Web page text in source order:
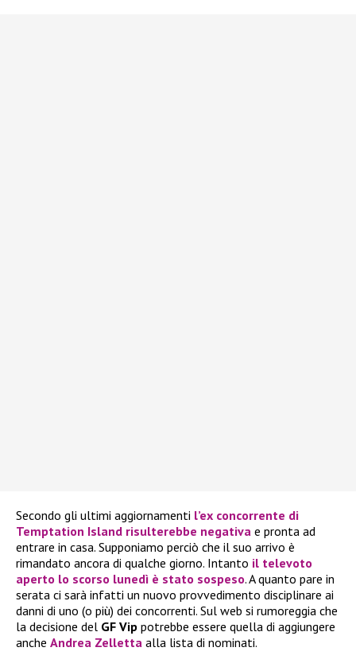
Secondo gli ultimi aggiornamenti l’ex concorrente di
Temptation Island risulterebbe negativa e pronta ad
entrare in casa. Supponiamo perciò che il suo arrivo è
rimandato ancora di qualche giorno. Intanto il televoto
aperto lo scorso lunedì è stato sospeso. A quanto pare in
serata ci sarà infatti un nuovo provvedimento disciplinare ai
danni di uno (o più) dei concorrenti. Sul web si rumoreggia che
la decisione del GF Vip potrebbe essere quella di aggiungere
anche Andrea Zelletta alla lista di nominati.